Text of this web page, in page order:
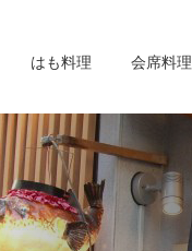
はも料理 会席料理